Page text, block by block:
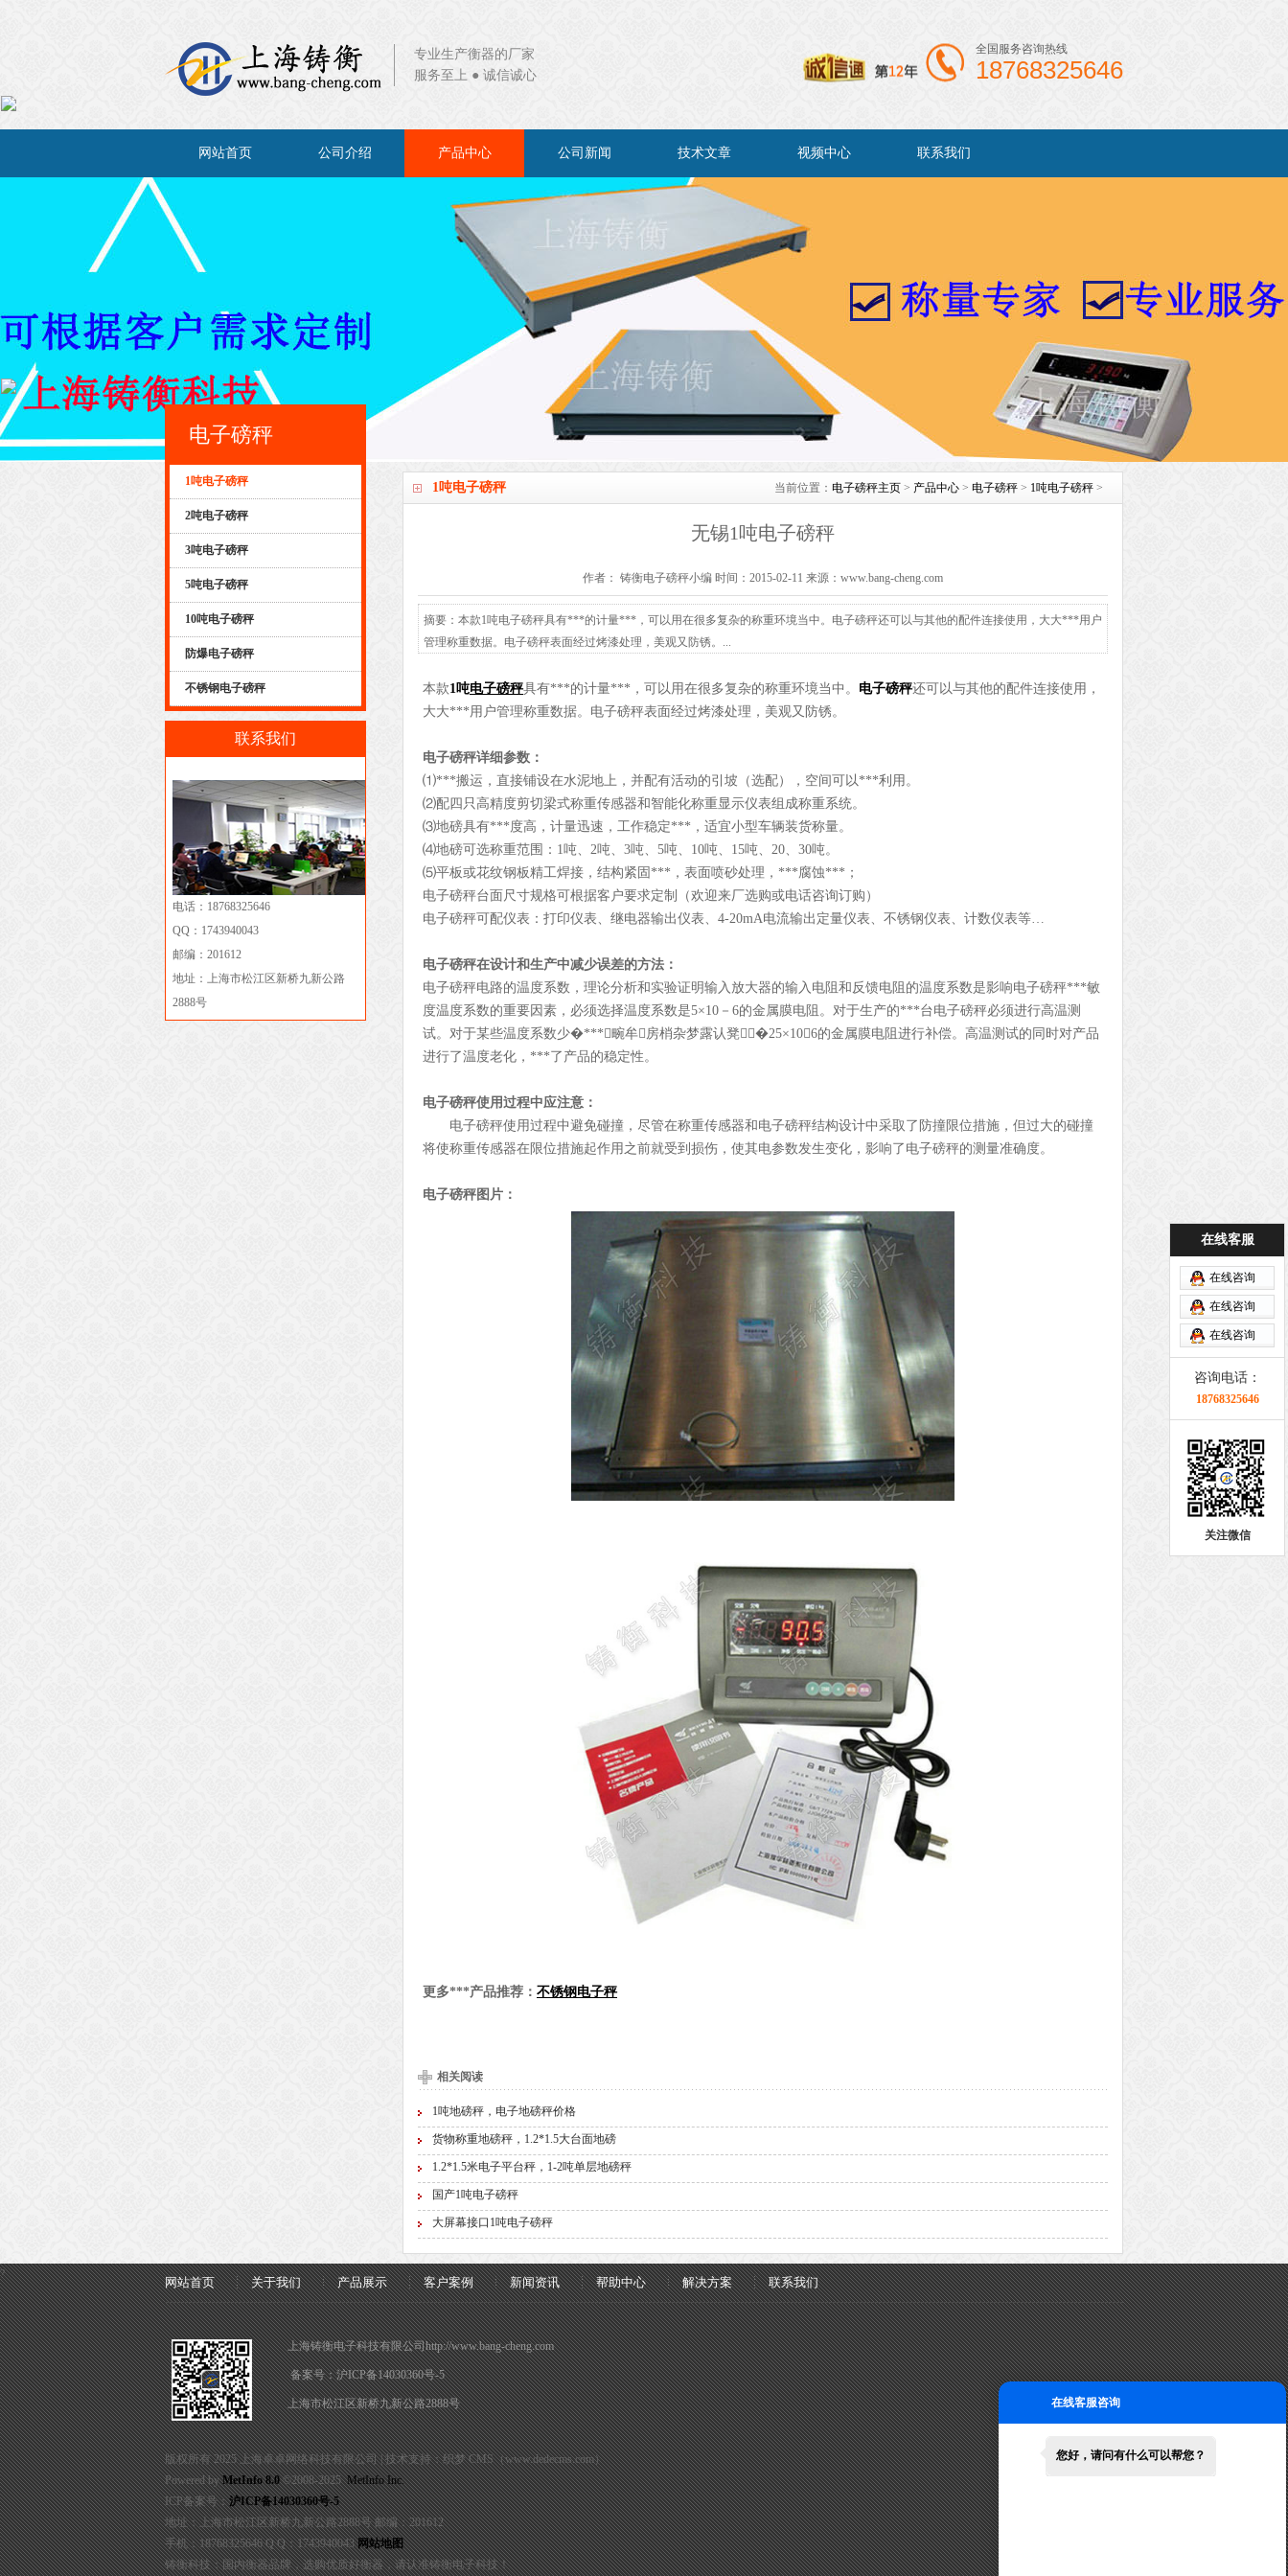
专业生产衡器的厂家
服务至上 ● 诚信诚心
全国服务咨询热线
18768325646
网站首页 公司介绍 产品中心 公司新闻 技术文章 视频中心 联系我们
1吨电子磅秤 当前位置： 电子磅秤主页 > 产品中心 > 电子磅秤 > 1吨电子磅秤 >
无锡1吨电子磅秤
作者： 铸衡电子磅秤小编 时间：2015-02-11 来源：www.bang-cheng.com
摘要：本款1吨电子磅秤具有***的计量***，可以用在很多复杂的称重环境当中。电子磅秤还可以与其他的配件连接使用，大大***用户
管理称重数据。电子磅秤表面经过烤漆处理，美观又防锈。...
本款1吨电子磅秤具有***的计量***，可以用在很多复杂的称重环境当中。 电子磅秤还可以与其他的配件连接使用，
大大***用户管理称重数据。电子磅秤表面经过烤漆处理，美观又防锈。
电子磅秤详细参数：
⑴***搬运，直接铺设在水泥地上，并配有活动的引坡（选配），空间可以***利用。
⑵配四只高精度剪切梁式称重传感器和智能化称重显示仪表组成称重系统。
⑶地磅具有***度高，计量迅速，工作稳定***，适宜小型车辆装货称量。
⑷地磅可选称重范围：1吨、2吨、3吨、5吨、10吨、15吨、20、30吨。
⑸平板或花纹钢板精工焊接，结构紧固***，表面喷砂处理，***腐蚀***；
电子磅秤台面尺寸规格可根据客户要求定制（欢迎来厂选购或电话咨询订购）
电子磅秤可配仪表：打印仪表、继电器输出仪表、4-20mA电流输出定量仪表、不锈钢仪表、计数仪表等…
电子磅秤在设计和生产中减少误差的方法：
电子磅秤电路的温度系数，理论分析和实验证明输入放大器的输入电阻和反馈电阻的温度系数是影响电子磅秤***敏
度温度系数的重要因素，必须选择温度系数是5×10－6的金属膜电阻。对于生产的***台电子磅秤必须进行高温测
试。对于某些温度系数少�***畹牟房梢杂梦露认凳∮�25×10－6的金属膜电阻进行补偿。高温测试的同时对产品
进行了温度老化，***了产品的稳定性。
电子磅秤使用过程中应注意：
电子磅秤使用过程中避免碰撞，尽管在称重传感器和电子磅秤结构设计中采取了防撞限位措施，但过大的碰撞
将使称重传感器在限位措施起作用之前就受到损伤，使其电参数发生变化，影响了电子磅秤的测量准确度。
电子磅秤图片：
更多***产品推荐： 不锈钢电子秤
相关阅读
1吨地磅秤，电子地磅秤价格
货物称重地磅秤，1.2*1.5大台面地磅
1.2*1.5米电子平台秤，1-2吨单层地磅秤
国产1吨电子磅秤
大屏幕接口1吨电子磅秤
电子磅秤
1吨电子磅秤
2吨电子磅秤
3吨电子磅秤
5吨电子磅秤
10吨电子磅秤
防爆电子磅秤
不锈钢电子磅秤
联系我们
电话：18768325646
QQ：1743940043
邮编：201612
地址：上海市松江区新桥九新公路
2888号
?
网站首页 关于我们 产品展示 客户案例 新闻资讯 帮助中心 解决方案 联系我们
上海铸衡电子科技有限公司http://www.bang-cheng.com
备案号：沪ICP备14030360号-5
上海市松江区新桥九新公路2888号
版权所有 2025 上海卓卓网络科技有限公司 | 技术支持：织梦 CMS（www.dedecms.com）
Powered byMetInfo 8.0©2008-2025MetInfo Inc.
ICP备案号：沪ICP备14030360号-5
地址：上海市松江区新桥九新公路2888号 邮编：201612
手机：18768325646 Q Q：1743940043网站地图
铸衡科技：国内衡器品牌，选购优质好衡器，请认准铸衡电子科技！
在线客服
在线咨询
在线咨询
在线咨询
咨询电话：
18768325646
关注微信
在线客服咨询
您好，请问有什么可以帮您？
×